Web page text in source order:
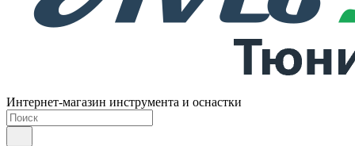
Интернет-магазин инструмента и оснастки